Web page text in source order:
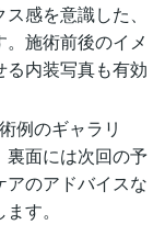
感を意識した、
施術前後のイメ
内装写真も有効
例のギャラリ
裏面には次回の予
のアドバイスな
す。